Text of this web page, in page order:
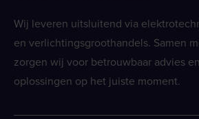
Wij leveren uitsluitend via
en verlichtingsgroothandels. Samen
zorgen wij voor betrouwbaar advies
oplossingen op het juiste moment.